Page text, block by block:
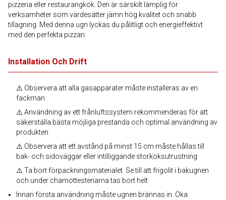
pizzeria eller restaurangkök. Den är särskilt lämplig för
verksamheter som värdesätter jämn hög kvalitet och snabb
tillagning. Med denna ugn lyckas du pålitligt och energieffektivt
med den perfekta pizzan.
Installation Och Drift
⚠️ Observera att alla gasapparater måste installeras av en
fackman
⚠️ Användning av ett frånluftssystem rekommenderas för att
säkerställa bästa möjliga prestanda och optimal användning av
produkten
⚠️ Observera att ett avstånd på minst 15 cm måste hållas till
bak- och sidoväggar eller intilliggande storköksutrustning
⚠️ Ta bort förpackningsmaterialet. Se till att frigolit i bakugnen
och under chamottestenarna tas bort helt
Innan första användning måste ugnen brännas in. Öka